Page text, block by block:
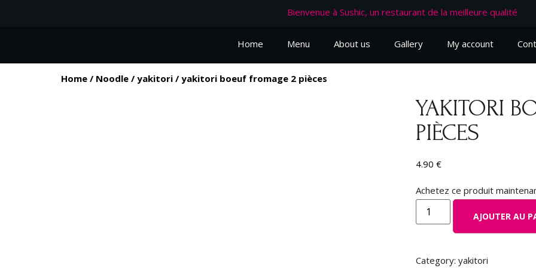
Bienvenue à Sushic, un restaurant de la meilleure qualité
Home Menu About us Gallery My account
Home / Noodle / yakitori / yakitori boeuf fromage 2 pièces
YAKITORI
PIÈCES
4.90 €
Achetez ce produit
AJOUTER AU
Category: yakitori